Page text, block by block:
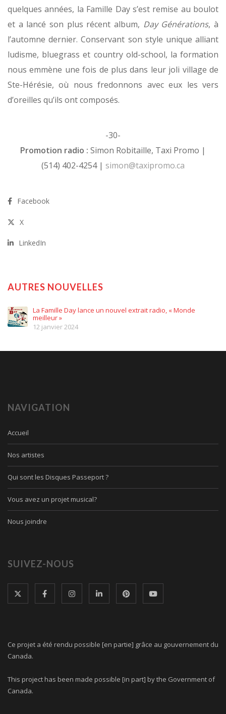
quelques années, la Famille Day s’est remise au boulot
et a lancé son plus récent album, Day Générations, à
l’automne dernier. Conservant son style unique alliant
ludisme, bluegrass et country old-school, la formation
nous emmène une fois de plus dans leur joli village de
Ste-Hérésie, où nous fredonnons avec eux les vers
d’oreilles qu’ils ont composés.
-30-
Promotion radio : Simon Robitaille, Taxi Promo |
(514) 402-4254 | simon@taxipromo.ca
Facebook
X
LinkedIn
AUTRES NOUVELLES
La Famille Day lance un nouvel extrait radio, « Monde
meilleur »
12 janvier 2024
NAVIGATION
Accueil
Nos artistes
Qui sont les Disques Passeport ?
Vous avez un projet musical?
Nous joindre
SUIVEZ-NOUS
Ce projet a été rendu possible [en partie] grâce au gouvernement du
Canada.
This project has been made possible [in part] by the Government of
Canada.